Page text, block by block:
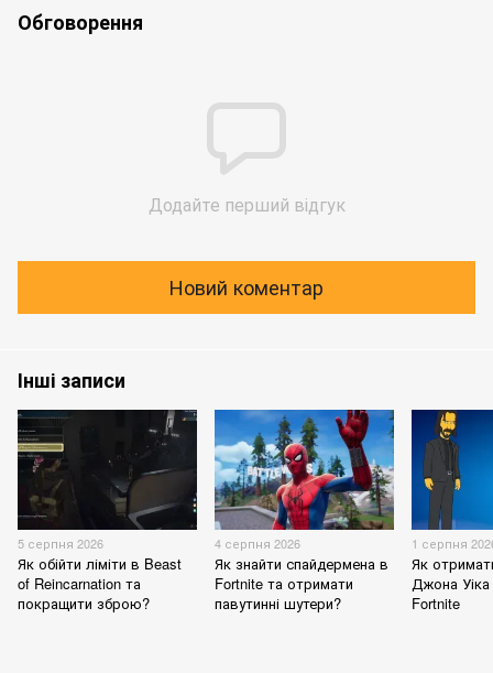
Обговорення
Додайте перший відгук
Новий коментар
Інші записи
5 серпня 2026
Як обійти ліміти в Beast
of Reincarnation та
покращити зброю?
4 серпня 2026
Як знайти спайдермена в
Fortnite та отримати
павутинні шутери?
1 серпня
Як
Джона Уіка
Fortnite